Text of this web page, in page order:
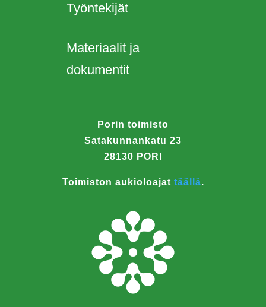
Työntekijät
Materiaalit ja
dokumentit
Porin toimisto
Satakunnankatu 23
28130 PORI
Toimiston aukioloajat täällä.